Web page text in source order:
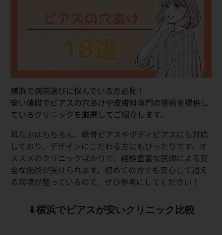
横浜で病院選びに悩んでいる方必見！
安い値段でピアスの穴あけや皮膚科専門の施術を提供し
ているクリニックを厳選してご紹介します。
耳たぶはもちろん、軟骨ピアスやボディピアスにも対応
しており、デザインにこだわる方にもぴったりです。オ
ススメのクリニックばかりで、経験豊富な医師による安
全な施術が受けられます。初めての方でも安心して通え
る環境が整っているので、ぜひ参考にしてください！
⬇︎横浜でピアスが安いクリニック比較